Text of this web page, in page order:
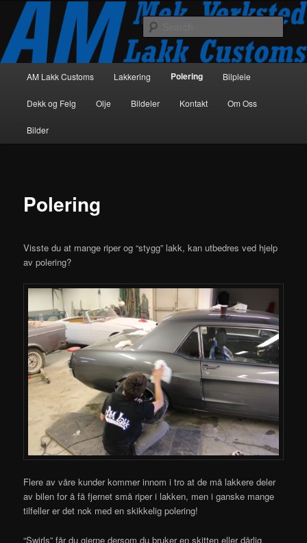
primary
contentAM Lakk Customs
Lakkering, polering, bilpleie
AM Lakk Customs Lakkering Polering Bilpleie
Dekk og Felg Olje Bildeler Kontakt Om Oss
Bilder
Polering
Visste du at mange riper og “stygg” lakk, kan utbedres ved hjelp
av polering?
Flere av våre kunder kommer innom i tro at de må lakkere deler
av bilen for å få fjernet små riper i lakken, men i ganske mange
tilfeller er det nok med en skikkelig polering!
“Swirls” får du gjerne dersom du bruker en skitten eller dårlig